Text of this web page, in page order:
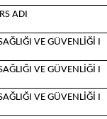
ADI
VE GÜVENLİĞİ I
VE GÜVENLİĞİ I
VE GÜVENLİĞİ I